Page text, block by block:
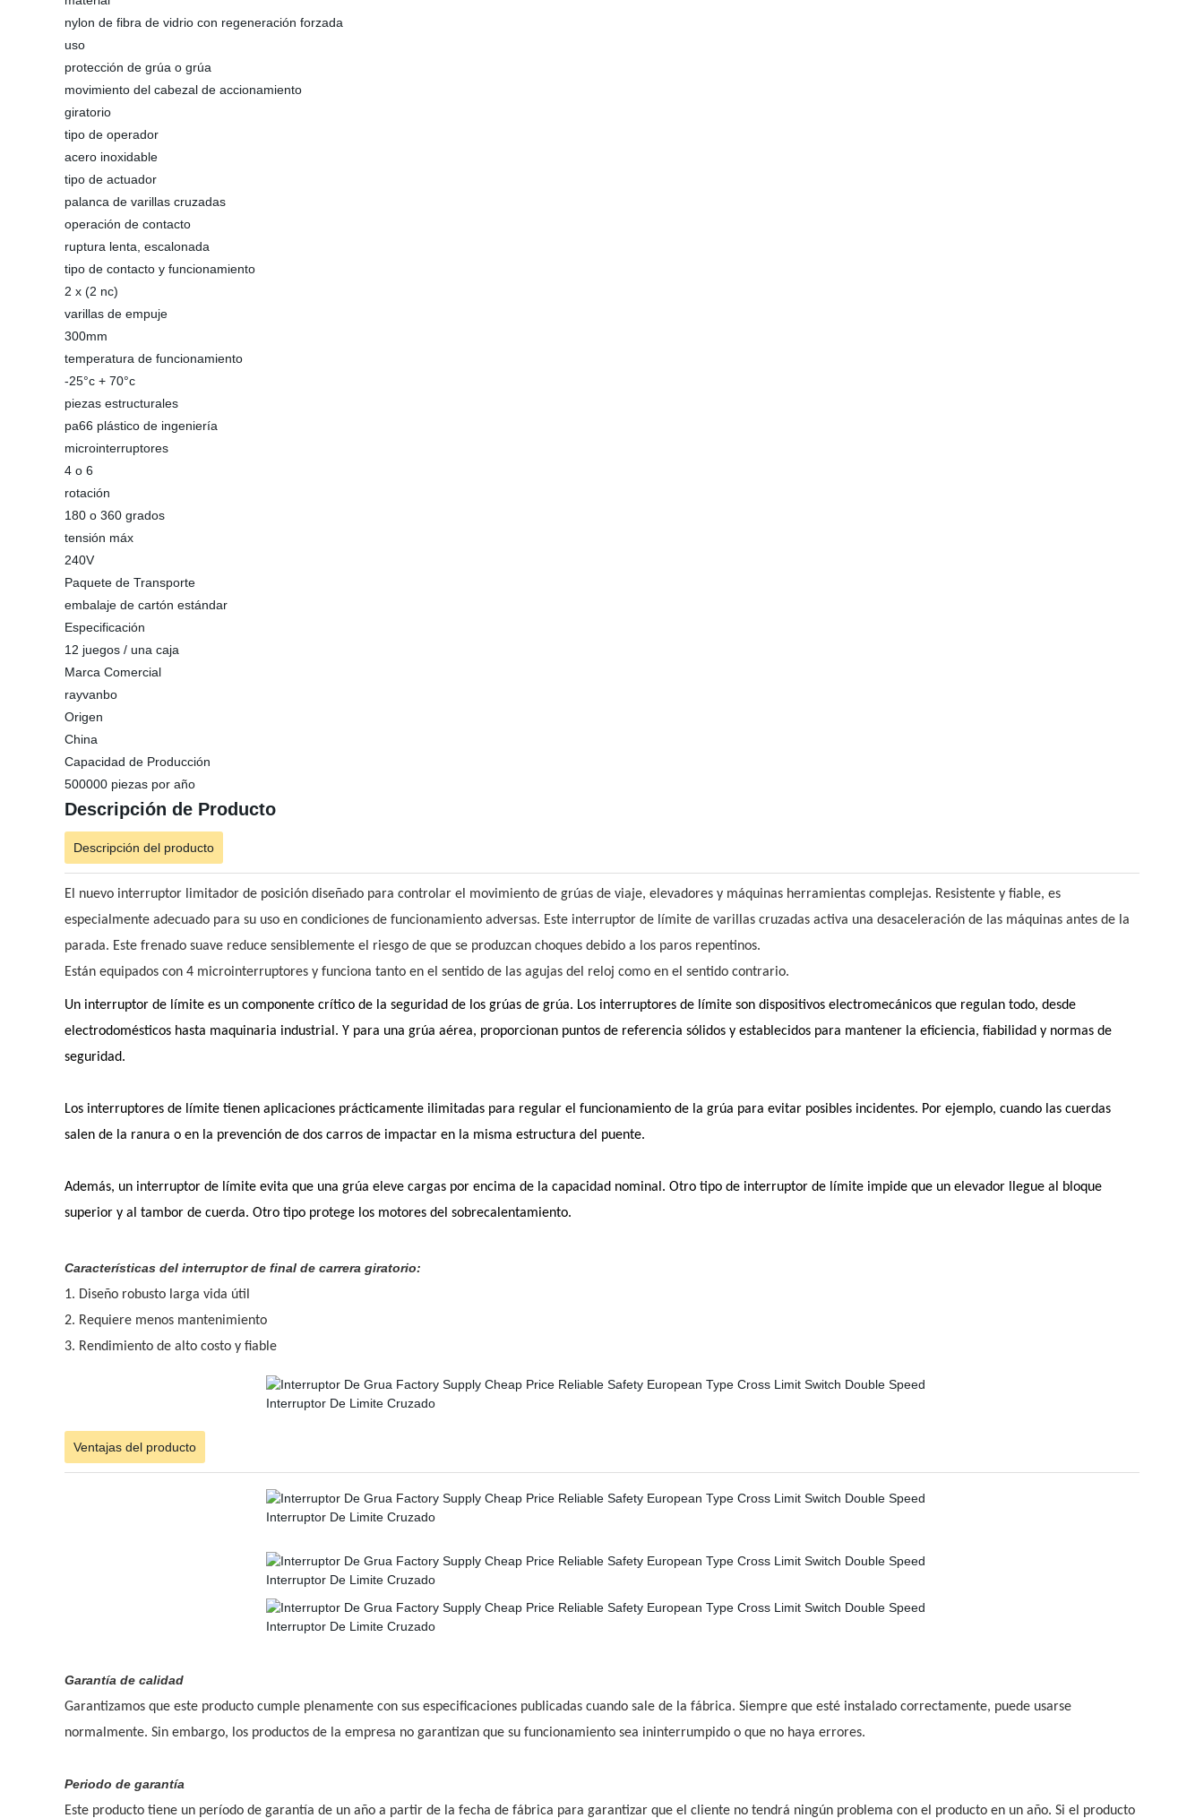
nylon de fibra de vidrio con regeneración forzada
uso
protección de grúa o grúa
movimiento del cabezal de accionamiento
giratorio
tipo de operador
acero inoxidable
tipo de actuador
palanca de varillas cruzadas
operación de contacto
ruptura lenta, escalonada
tipo de contacto y funcionamiento
2 x (2 nc)
varillas de empuje
300mm
temperatura de funcionamiento
-25°c + 70°c
piezas estructurales
pa66 plástico de ingeniería
microinterruptores
4 o 6
rotación
180 o 360 grados
tensión máx
240V
Paquete de Transporte
embalaje de cartón estándar
Especificación
12 juegos / una caja
Marca Comercial
rayvanbo
Origen
China
Capacidad de Producción
500000 piezas por año
Descripción de Producto
Descripción del producto
El nuevo interruptor limitador de posición diseñado para controlar el movimiento de grúas de viaje, elevadores y máquinas herramientas complejas. Resistente y fiable, es
especialmente adecuado para su uso en condiciones de funcionamiento adversas. Este interruptor de límite de varillas cruzadas activa una desaceleración de las máquinas antes de la
parada. Este frenado suave reduce sensiblemente el riesgo de que se produzcan choques debido a los paros repentinos.
Están equipados con 4 microinterruptores y funciona tanto en el sentido de las agujas del reloj como en el sentido contrario.
Un interruptor de límite es un componente crítico de la seguridad de los grúas de grúa. Los interruptores de límite son dispositivos electromecánicos que regulan todo, desde
electrodomésticos hasta maquinaria industrial. Y para una grúa aérea, proporcionan puntos de referencia sólidos y establecidos para mantener la eficiencia, fiabilidad y normas de
seguridad.
Los interruptores de límite tienen aplicaciones prácticamente ilimitadas para regular el funcionamiento de la grúa para evitar posibles incidentes. Por ejemplo, cuando las cuerdas
salen de la ranura o en la prevención de dos carros de impactar en la misma estructura del puente.
Además, un interruptor de límite evita que una grúa eleve cargas por encima de la capacidad nominal. Otro tipo de interruptor de límite impide que un elevador llegue al bloque
superior y al tambor de cuerda. Otro tipo protege los motores del sobrecalentamiento.
Características del interruptor de final de carrera giratorio:
1. Diseño robusto larga vida útil
2. Requiere menos mantenimiento
3. Rendimiento de alto costo y fiable
Ventajas del producto
Garantía de calidad
Garantizamos que este producto cumple plenamente con sus especificaciones publicadas cuando sale de la fábrica. Siempre que esté instalado correctamente, puede usarse
normalmente. Sin embargo, los productos de la empresa no garantizan que su funcionamiento sea ininterrumpido o que no haya errores.
Periodo de garantía
Este producto tiene un período de garantía de un año a partir de la fecha de fábrica para garantizar que el cliente no tendrá ningún problema con el producto en un año. Si el producto